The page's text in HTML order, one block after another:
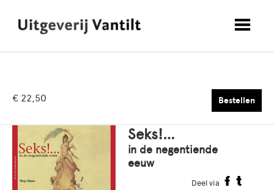
€ 22,50 Bestellen
Seks!…
in de negentiende
eeuw
Deel via